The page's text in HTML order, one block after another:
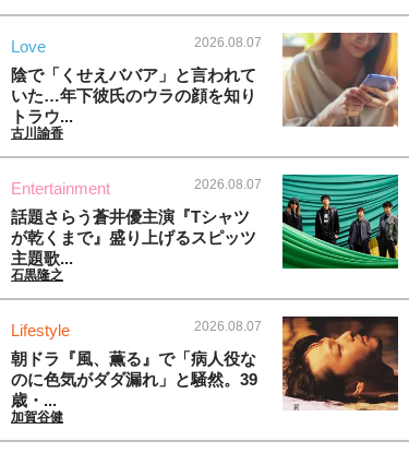
Love 2026.08.07
陰で「くせえババア」と言われて
いた…年下彼氏のウラの顔を知り
トラウ...
古川諭香
Entertainment 2026.08.07
話題さらう蒼井優主演『Tシャツ
が乾くまで』盛り上げるスピッツ
主題歌...
石黒隆之
Lifestyle 2026.08.07
朝ドラ『風、薫る』で「病人役な
のに色気がダダ漏れ」と騒然。39
歳・...
加賀谷健